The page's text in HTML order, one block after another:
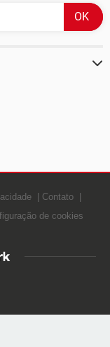
Contato
de cookies